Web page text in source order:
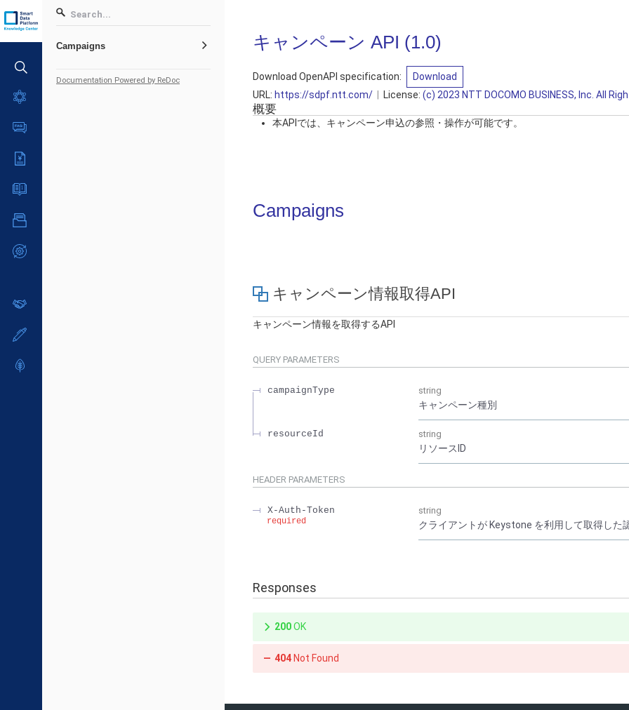
■ 管理機能
- 初期設定・確認
- APIリファレンス
- バックアップ
- IoT
- ITインフラストラクチャー
Campaigns
Documentation Powered by ReDoc
キャンペーン API (1.0)
Download OpenAPI specification:
Download
URL: https://sdpf.ntt.com/ License: (c) 2023 NTT DOCOMO BUSINESS, Inc. All
概要
本APIでは、キャンペーン申込の参照・操作が可能です。
Campaigns
キャンペーン情報取得API
キャンペーン情報を取得するAPI
QUERY PARAMETERS
campaignType string
キャンペーン種別
resourceId string
リソースID
HEADER PARAMETERS
X-Auth-Token
required
string
クライアントが Keystone を利用して取得した
Responses
200OK
404 Not Found